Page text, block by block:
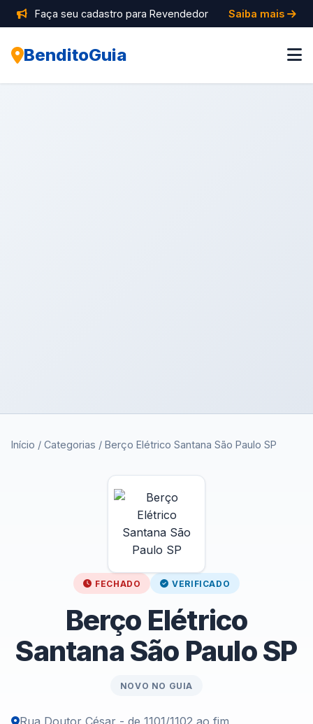
Faça seu cadastro para Revendedor Saiba mais
BenditoGuia
Início / Categorias / Berço Elétrico Santana São Paulo SP
FECHADO VERIFICADO
Berço Elétrico
Santana São Paulo SP
NOVO NO GUIA